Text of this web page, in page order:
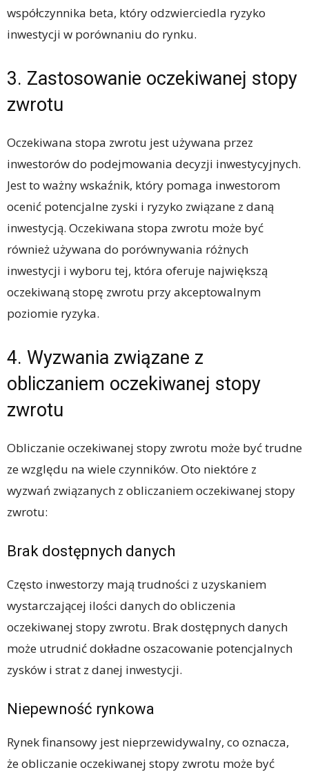
współczynnika beta, który odzwierciedla ryzyko
inwestycji w porównaniu do rynku.
3. Zastosowanie oczekiwanej stopy
zwrotu
Oczekiwana stopa zwrotu jest używana przez
inwestorów do podejmowania decyzji inwestycyjnych.
Jest to ważny wskaźnik, który pomaga inwestorom
ocenić potencjalne zyski i ryzyko związane z daną
inwestycją. Oczekiwana stopa zwrotu może być
również używana do porównywania różnych
inwestycji i wyboru tej, która oferuje największą
oczekiwaną stopę zwrotu przy akceptowalnym
poziomie ryzyka.
4. Wyzwania związane z
obliczaniem oczekiwanej stopy
zwrotu
Obliczanie oczekiwanej stopy zwrotu może być trudne
ze względu na wiele czynników. Oto niektóre z
wyzwań związanych z obliczaniem oczekiwanej stopy
zwrotu:
Brak dostępnych danych
Często inwestorzy mają trudności z uzyskaniem
wystarczającej ilości danych do obliczenia
oczekiwanej stopy zwrotu. Brak dostępnych danych
może utrudnić dokładne oszacowanie potencjalnych
zysków i strat z danej inwestycji.
Niepewność rynkowa
Rynek finansowy jest nieprzewidywalny, co oznacza,
że obliczanie oczekiwanej stopy zwrotu może być